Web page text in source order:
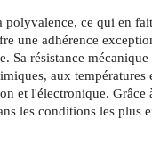
polyvalence, ce qui en
une adhérence
résistance
aux
et l'électronique.
les conditions les plus